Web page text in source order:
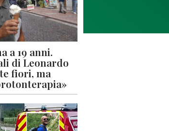
a 19 anni.
di Leonardo
fiori, ma